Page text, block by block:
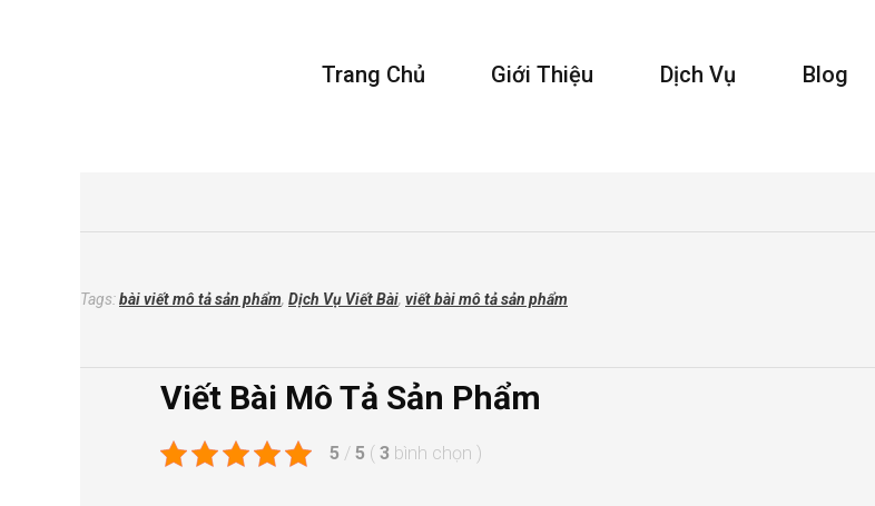
Trang Chủ Giới Thiệu Dịch Vụ Blog
Viết Bài Mô Tả Sản Phẩm
5 / 5 ( 3 bình chọn )
Tags:bài viết mô tả sản phẩm, Dịch Vụ Viết Bài, viết bài mô tả sản phẩm